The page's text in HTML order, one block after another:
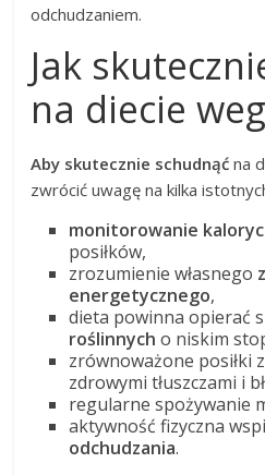
odchudzaniem.
Jak
na diecie
Aby skutecznie schudnąć na
zwrócić uwagę na kilka
monitorowanie
posiłków,
zrozumienie własnego
energetycznego,
dieta powinna opierać
roślinnych o niskim
zrównoważone posiłki z
zdrowymi tłuszczami i
regularne spożywanie
aktywność fizyczna
odchudzania.